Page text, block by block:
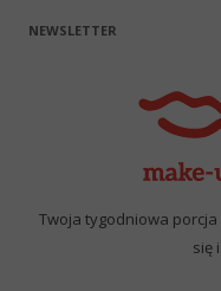
NEWSLETTER
Twoja tygodniowa
się